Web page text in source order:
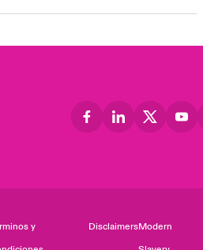
y
DisclaimersModern